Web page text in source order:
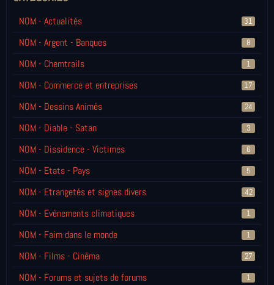
NOM - Actualités 31
NOM - Argent - Banques 8
NOM - Chemtrails 1
NOM - Commerce et entreprises 17
NOM - Dessins Animés 24
NOM - Diable - Satan 3
NOM - Dissidence - Victimes 6
NOM - Etats - Pays 5
NOM - Etrangetés et signes divers 42
NOM - Evènements climatiques 1
NOM - Faim dans le monde 1
NOM - Films - Cinéma 27
NOM - Forums et sujets de forums 1